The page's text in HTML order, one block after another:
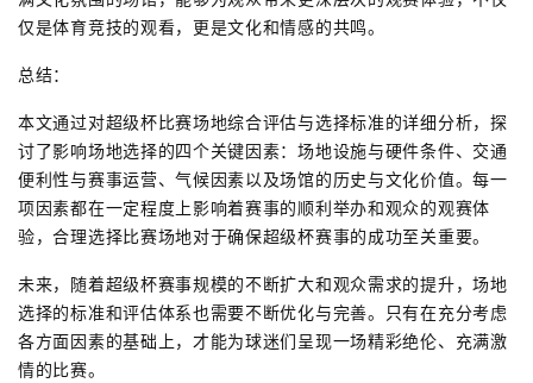
仅是体育竞技的观看，更是文化和情感的共鸣。
总结：
本文通过对超级杯比赛场地综合评估与选择标准的详细分析，探
讨了影响场地选择的四个关键因素：场地设施与硬件条件、交通
便利性与赛事运营、气候因素以及场馆的历史与文化价值。每一
项因素都在一定程度上影响着赛事的顺利举办和观众的观赛体
验，合理选择比赛场地对于确保超级杯赛事的成功至关重要。
未来，随着超级杯赛事规模的不断扩大和观众需求的提升，场地
选择的标准和评估体系也需要不断优化与完善。只有在充分考虑
各方面因素的基础上，才能为球迷们呈现一场精彩绝伦、充满激
情的比赛。